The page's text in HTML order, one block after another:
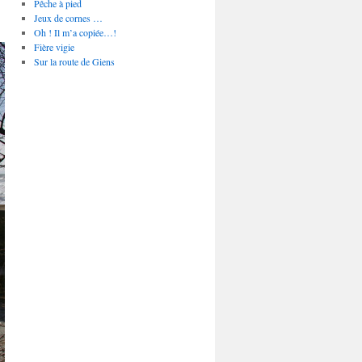
Pêche à pied
Jeux de cornes …
Oh ! Il m’a copiée…!
Fière vigie
Sur la route de Giens